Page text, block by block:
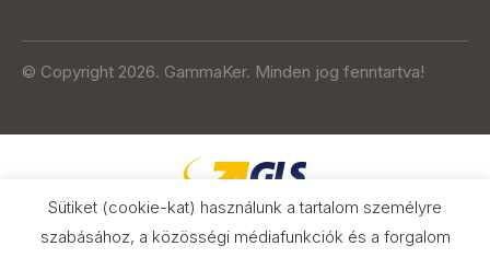
© Copyright 2026. GammaKer. Minden jog fenntartva!
Sütiket (cookie-kat) használunk a tartalom személyre
szabásához, a közösségi médiafunkciók és a forgalom